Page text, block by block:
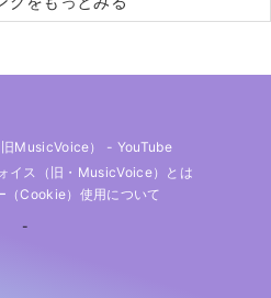
MusicVoice） - YouTube
イス（旧・MusicVoice）とは
（cookie）使用について
-